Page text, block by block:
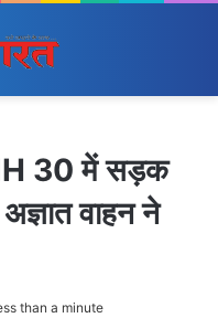
30 में सड़क
अज्ञात वाहन ने
than a minute